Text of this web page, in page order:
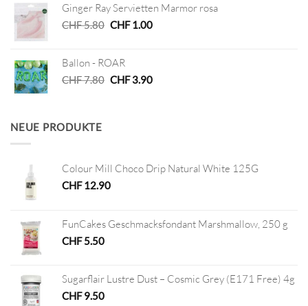
CHF 8.00CHF 4.00.
Ginger Ray Servietten Marmor rosa
CHF5.80 Ursprünglicher
CHF 5.80
CHF1.00Aktueller
Ballon - ROAR
CHF7.80 Ursprünglicher
CHF3.90Aktueller
NEUE PRODUKTE
Colour Mill Choco Drip Natural White 125G
CHF12.90
FunCakes Geschmacksfondant Marshmallow, 250 g
CHF5.50
Sugarflair Lustre Dust – Cosmic Grey (E171 Free) 4g
CHF9.50